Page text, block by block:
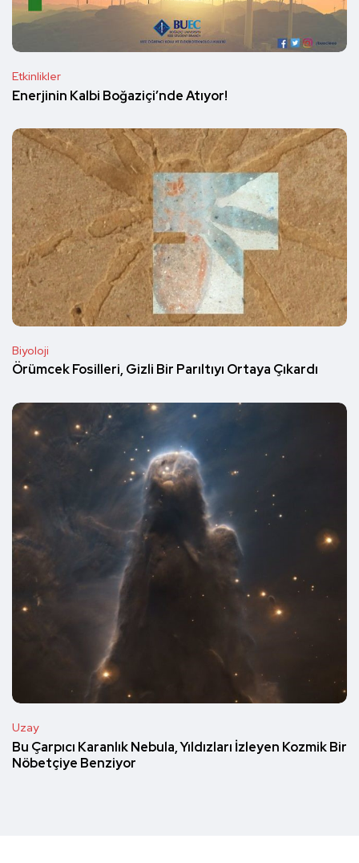
Etkinlikler
Enerjinin Kalbi Boğaziçi’nde Atıyor!
Biyoloji
Örümcek Fosilleri, Gizli Bir Parıltıyı Ortaya Çıkardı
Uzay
Bu Çarpıcı Karanlık Nebula, Yıldızları İzleyen Kozmik Bir
Nöbetçiye Benziyor